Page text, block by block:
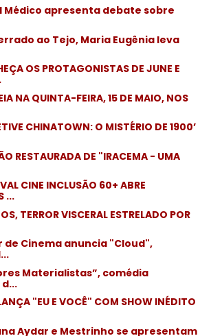
Médico apresenta debate sobre
ao Tejo, Maria Eugênia leva
OS PROTAGONISTAS DE JUNE E
NA QUINTA-FEIRA, 15 DE MAIO, NOS
CHINATOWN: O MISTÉRIO DE 1900’
RESTAURADA DE "IRACEMA - UMA
CINE INCLUSÃO 60+ ABRE
...
TERROR VISCERAL ESTRELADO POR
de Cinema anuncia "Cloud",
Materialistas”, comédia
"EU E VOCÊ" COM SHOW INÉDITO
Aydar e Mestrinho se apresentam